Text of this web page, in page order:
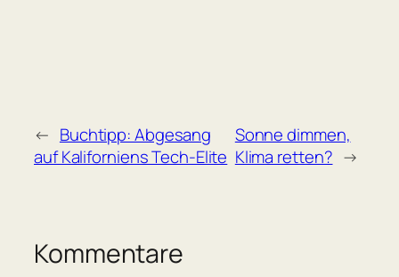
← Buchtipp: Abgesang
auf Kaliforniens Tech-Elite
Sonne dimmen,
Klima retten? →
Kommentare